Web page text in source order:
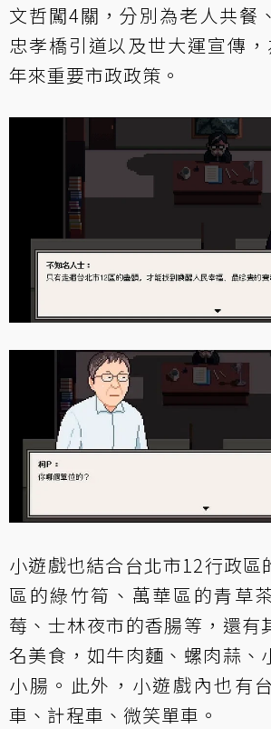
文哲闖4關，分別為老人共餐
忠孝橋引道以及世大運宣傳
年來重要市政政策。
小遊戲也結合台北市12行政區
區的綠竹筍、萬華區的青草
莓、士林夜市的香腸等，還有
名美食，如牛肉麵、螺肉蒜、
小腸。此外，小遊戲內也有
車、計程車、微笑單車。